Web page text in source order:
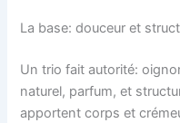
La base: douceur et
Un trio fait autorité:
naturel, parfum, et
apportent corps et